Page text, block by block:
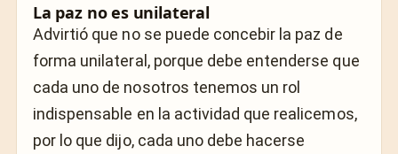
La paz no es unilateral
Advirtió que no se puede concebir la paz de
forma unilateral, porque debe entenderse que
cada uno de nosotros tenemos un rol
indispensable en la actividad que realicemos,
por lo que dijo, cada uno debe hacerse